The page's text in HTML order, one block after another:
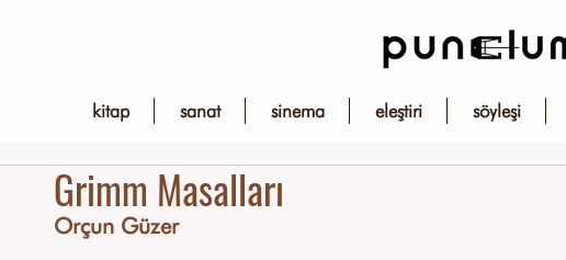
kitap sanat sinema eleştiri söyleşi
Grimm Masalları
Orçun Güzer